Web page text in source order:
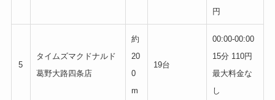
円
5
タイムズマクドナルド
葛野大路四条店
約
20
0
m
19台
00:00-00:00
15分 110円
最大料金な
し